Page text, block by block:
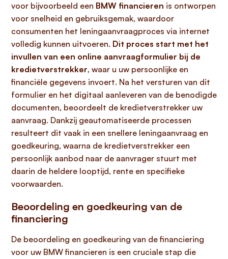
voor bijvoorbeeld een BMW financieren is ontworpen
voor snelheid en gebruiksgemak, waardoor
consumenten het leningaanvraagproces via internet
volledig kunnen uitvoeren. Dit proces start met het
invullen van een online aanvraagformulier bij de
kredietverstrekker, waar u uw persoonlijke en
financiële gegevens invoert. Na het versturen van dit
formulier en het digitaal aanleveren van de benodigde
documenten, beoordeelt de kredietverstrekker uw
aanvraag. Dankzij geautomatiseerde processen
resulteert dit vaak in een snellere leningaanvraag en
goedkeuring, waarna de kredietverstrekker een
persoonlijk aanbod naar de aanvrager stuurt met
daarin de heldere looptijd, rente en specifieke
voorwaarden.
Beoordeling en goedkeuring van de
financiering
De beoordeling en goedkeuring van de financiering
voor uw BMW financieren is een cruciale stap die